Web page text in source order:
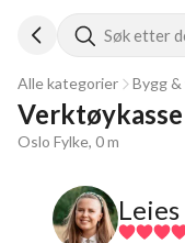
Søk etter
Alle kategorier Bygg
Oslo Fylke, 0 m